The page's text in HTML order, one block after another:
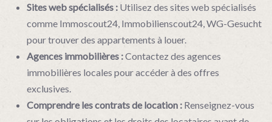
Sites web spécialisés : Utilisez des sites web spécialisés
comme Immoscout24, Immobilienscout24, WG-Gesucht
pour trouver des appartements à louer.
Agences immobilières :Contactez des agences
immobilières locales pour accéder à des offres
exclusives.
Comprendre les contrats de location : Renseignez-vous